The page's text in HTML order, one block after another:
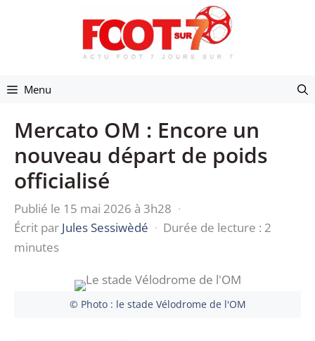
Menu
Mercato OM : Encore un
nouveau départ de poids
officialisé
Publié le 15 mai 2026 à 3h28 ·
Écrit par Jules Sessiwèdé · Durée de lecture : 2
minutes
© Photo : le stade Vélodrome de l'OM